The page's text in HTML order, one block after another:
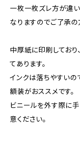
一枚一枚ズレ方が違
なりますのでご了承の
中厚紙に印刷してお
てあります。
インクは落ちやすいの
額装がおススメです。
ビニールを外す際に
意ください。